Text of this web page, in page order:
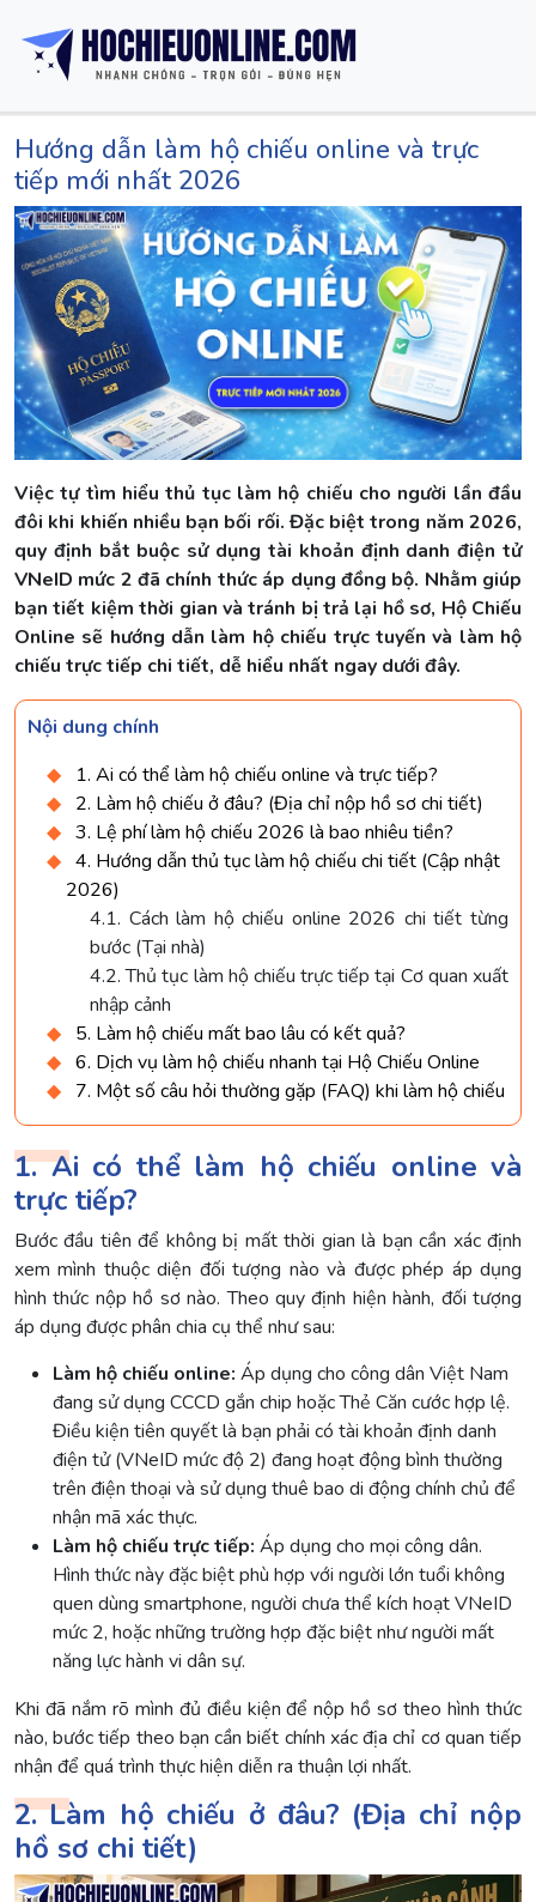
Hướng dẫn làm hộ chiếu online và trực
tiếp mới nhất 2026
Việc tự tìm hiểu thủ tục làm hộ chiếu cho người lần đầu
đôi khi khiến nhiều bạn bối rối. Đặc biệt trong năm 2026,
quy định bắt buộc sử dụng tài khoản định danh điện tử
VNeID mức 2 đã chính thức áp dụng đồng bộ. Nhằm giúp
bạn tiết kiệm thời gian và tránh bị trả lại hồ sơ, Hộ Chiếu
Online sẽ hướng dẫn làm hộ chiếu trực tuyến và làm hộ
chiếu trực tiếp chi tiết, dễ hiểu nhất ngay dưới đây.
Nội dung chính
1. Ai có thể làm hộ chiếu online và trực tiếp?
2. Làm hộ chiếu ở đâu? (Địa chỉ nộp hồ sơ chi tiết)
3. Lệ phí làm hộ chiếu 2026 là bao nhiêu tiền?
4. Hướng dẫn thủ tục làm hộ chiếu chi tiết (Cập nhật
2026)
4.1. Cách làm hộ chiếu online 2026 chi tiết từng
bước (Tại nhà)
4.2. Thủ tục làm hộ chiếu trực tiếp tại Cơ quan xuất
nhập cảnh
5. Làm hộ chiếu mất bao lâu có kết quả?
6. Dịch vụ làm hộ chiếu nhanh tại Hộ Chiếu Online
7. Một số câu hỏi thường gặp (FAQ) khi làm hộ chiếu
1. Ai có thể làm hộ chiếu online và
trực tiếp?
Bước đầu tiên để không bị mất thời gian là bạn cần xác định
xem mình thuộc diện đối tượng nào và được phép áp dụng
hình thức nộp hồ sơ nào. Theo quy định hiện hành, đối tượng
áp dụng được phân chia cụ thể như sau:
Làm hộ chiếu online: Áp dụng cho công dân Việt Nam
đang sử dụng CCCD gắn chip hoặc Thẻ Căn cước hợp lệ.
Điều kiện tiên quyết là bạn phải có tài khoản định danh
điện tử (VNeID mức độ 2) đang hoạt động bình thường
trên điện thoại và sử dụng thuê bao di động chính chủ để
nhận mã xác thực.
Làm hộ chiếu trực tiếp: Áp dụng cho mọi công dân.
Hình thức này đặc biệt phù hợp với người lớn tuổi không
quen dùng smartphone, người chưa thể kích hoạt VNeID
mức 2, hoặc những trường hợp đặc biệt như người mất
năng lực hành vi dân sự.
Khi đã nắm rõ mình đủ điều kiện để nộp hồ sơ theo hình thức
nào, bước tiếp theo bạn cần biết chính xác địa chỉ cơ quan tiếp
nhận để quá trình thực hiện diễn ra thuận lợi nhất.
2. Làm hộ chiếu ở đâu? (Địa chỉ nộp
hồ sơ chi tiết)